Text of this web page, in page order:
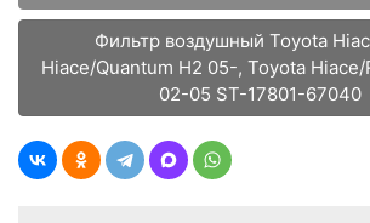
Фильтр воздушный Toyota
Hiace/Quantum H2 05-, Toyota Hiace/
02-05 ST-17801-67040